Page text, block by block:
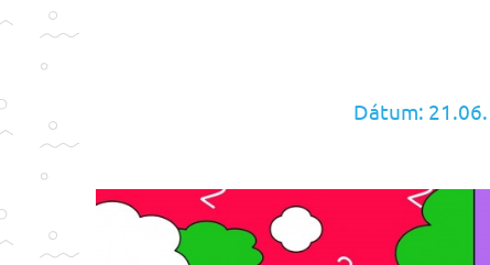
Dátum: